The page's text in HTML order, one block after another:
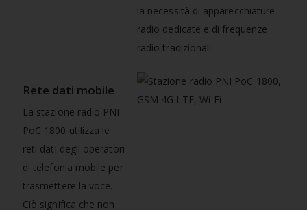
la necessità di apparecchiature
radio dedicate e di frequenze
radio tradizionali.
Rete dati mobile
La stazione radio PNI
PoC 1800 utilizza le
reti dati degli operatori
di telefonia mobile per
trasmettere la voce.
Ciò significa che non